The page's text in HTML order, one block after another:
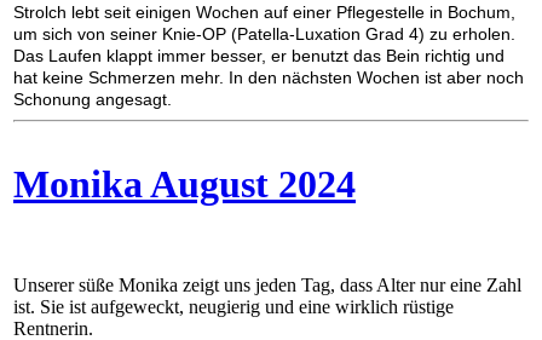
Strolch lebt seit einigen Wochen auf einer Pflegestelle in Bochum,
um sich von seiner Knie-OP (Patella-Luxation Grad 4) zu erholen.
Das Laufen klappt immer besser, er benutzt das Bein richtig und
hat keine Schmerzen mehr. In den nächsten Wochen ist aber noch
Schonung angesagt.
Monika August 2024
Unserer süße Monika zeigt uns jeden Tag, dass Alter nur eine Zahl
ist. Sie ist aufgeweckt, neugierig und eine wirklich rüstige
Rentnerin.